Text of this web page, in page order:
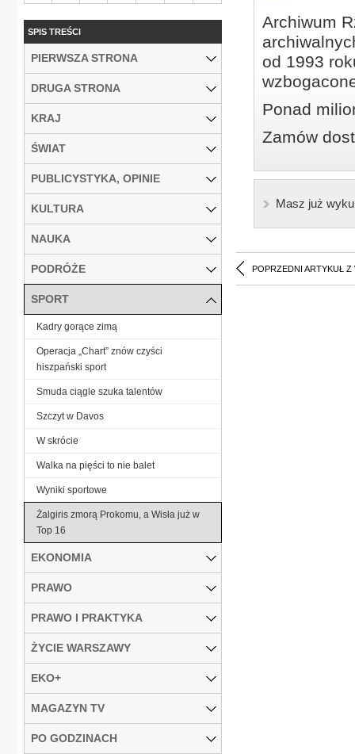
Archiwum
od 1993
Ponad
Zamów
Masz już
POPRZEDNI ARTYKUŁ Z
SPIS TREŚCI
PIERWSZA STRONA
DRUGA STRONA
KRAJ
ŚWIAT
PUBLICYSTYKA, OPINIE
KULTURA
NAUKA
PODRÓŻE
SPORT
Kadry gorące zimą
Operacja „Chart” znów czyści
hiszpański sport
Smuda ciągle szuka talentów
Szczyt w Davos
W skrócie
Walka na pięści to nie balet
Wyniki sportowe
Żalgiris zmorą Prokomu, a Wisła już w
Top 16
EKONOMIA
PRAWO
PRAWO I PRAKTYKA
ŻYCIE WARSZAWY
EKO+
MAGAZYN TV
PO GODZINACH